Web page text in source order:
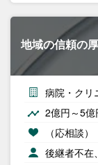
地域の信頼の
病院・クリ
2億円～5億
（応相談）
後継者不在